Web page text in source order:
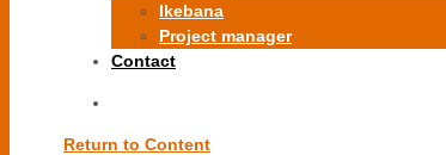
Ikebana
Project manager
Contact
Return to Content